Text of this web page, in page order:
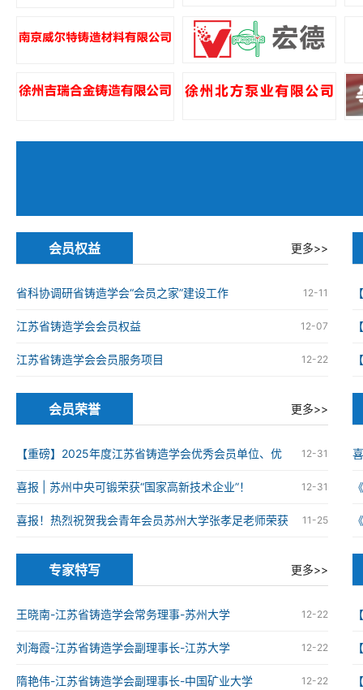
会员权益 更多>>
12-11
省科协调研省铸造学会“会员之家”建设工作
12-07
江苏省铸造学会会员权益
12-22
江苏省铸造学会会员服务项目
会员荣誉 更多>>
12-31
【重磅】2025年度江苏省铸造学会优秀会员单位、优
秀科技工作者、优秀青年科技工作者获奖名单 12-31
喜报 | 苏州中央可锻荣获“国家高新技术企业”！
11-25
喜报！热烈祝贺我会青年会员苏州大学张孝足老师荣获
2025年度资源循环利用领域优秀博士学位论文
专家特写 更多>>
12-22
王晓南-江苏省铸造学会常务理事-苏州大学
12-22
刘海霞-江苏省铸造学会副理事长-江苏大学
12-22
隋艳伟-江苏省铸造学会副理事长-中国矿业大学